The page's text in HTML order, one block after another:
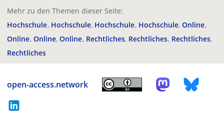
Mehr zu den Themen dieser Seite:
Hochschule Hochschule Hochschule Hochschule Online
Online Online Online Rechtliches Rechtliches Rechtliches
Rechtliches
open-access.network